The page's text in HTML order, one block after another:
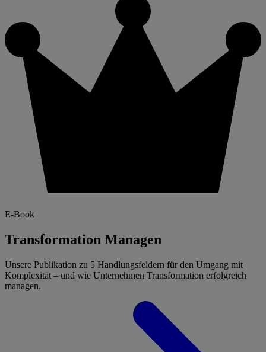
E-Book
Transformation Managen
Unsere Publikation zu 5 Handlungsfeldern für den Umgang mit
Komplexität – und wie Unternehmen Transformation erfolgreich
managen.